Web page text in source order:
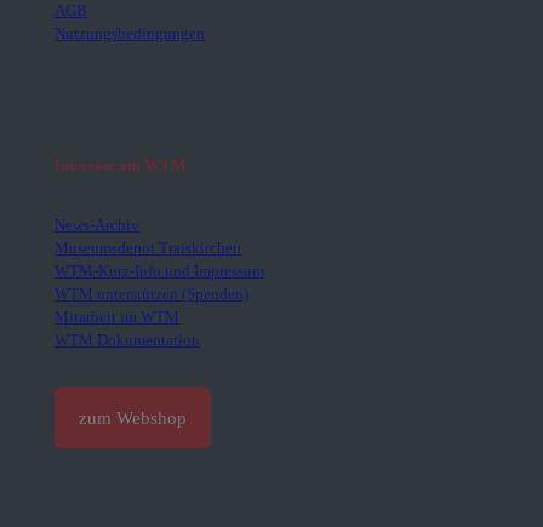
AGB
Nutzungsbedingungen
Interesse am WTM
News-Archiv
Museumsdepot Traiskirchen
WTM-Kurz-Info und Impressum
WTM unterstützen (Spenden)
Mitarbeit im WTM
WTM Dokumentation
zum Webshop